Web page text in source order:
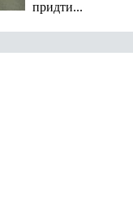
придти...